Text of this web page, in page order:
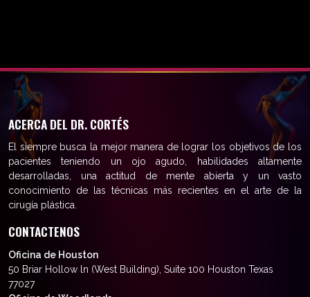
ACERCA DEL DR. CORTÉS
El siempre busca la mejor manera de lograr los objetivos de los
pacientes teniendo un ojo agudo, habilidades altamente
desarrolladas, una actitud de mente abierta y un vasto
conocimiento de las técnicas más recientes en el arte de la
cirugía plástica.
CONTACTENOS
Oficina de Houston
50 Briar Hollow ln (West Building), Suite 100 Houston Texas
77027